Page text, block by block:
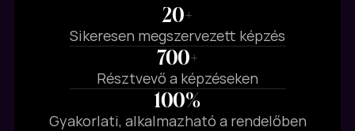
20+
Sikeresen megszervezett képzés
700+
Résztvevő a képzéseken
100%
Gyakorlati, alkalmazható a rendelőben